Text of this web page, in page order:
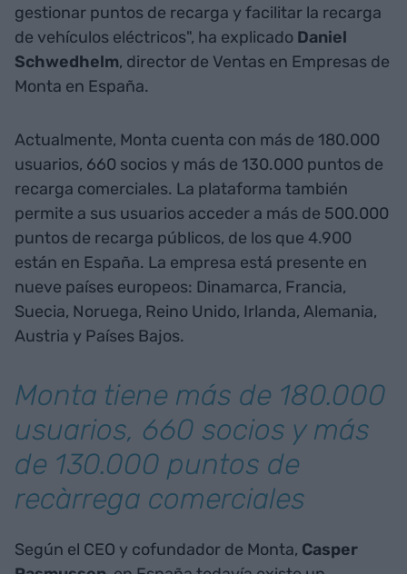
gestionar puntos de recarga y facilitar la recarga
de vehículos eléctricos", ha explicado Daniel
Schwedhelm, director de Ventas en Empresas de
Monta en España.
Actualmente, Monta cuenta con más de 180.000
usuarios, 660 socios y más de 130.000 puntos de
recarga comerciales. La plataforma también
permite a sus usuarios acceder a más de 500.000
puntos de recarga públicos, de los que 4.900
están en España. La empresa está presente en
nueve países europeos: Dinamarca, Francia,
Suecia, Noruega, Reino Unido, Irlanda, Alemania,
Austria y Países Bajos.
Monta tiene más de 180.000
usuarios, 660 socios y más
de 130.000 puntos de
recàrrega comerciales
Según el CEO y cofundador de Monta, Casper